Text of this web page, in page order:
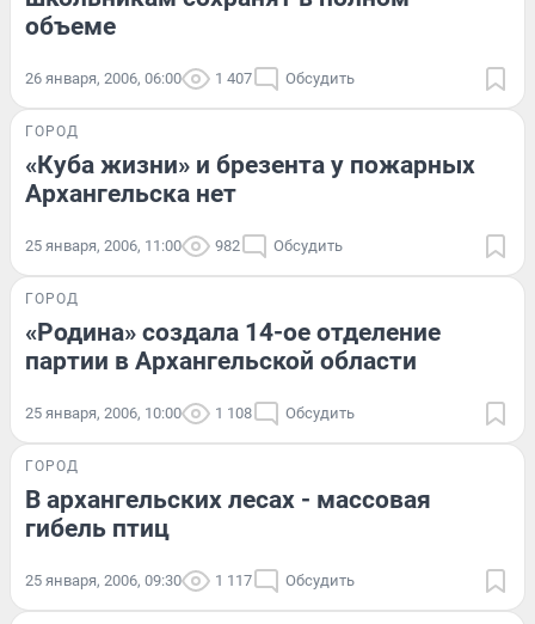
объеме
26 января, 2006, 06:00 1 407 Обсудить
ГОРОД
«Куба жизни» и брезента у пожарных
Архангельска нет
25 января, 2006, 11:00 982 Обсудить
ГОРОД
«Родина» создала 14-ое отделение
партии в Архангельской области
25 января, 2006, 10:00 1 108 Обсудить
ГОРОД
В архангельских лесах - массовая
гибель птиц
25 января, 2006, 09:30 1 117 Обсудить